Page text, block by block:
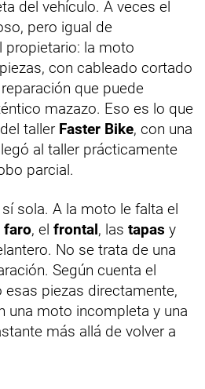
del vehículo. A veces el
pero igual de
propietario: la moto
con cableado cortado
que puede
mazazo. Eso es lo que
taller Faster Bike, con una
al taller prácticamente
parcial.
sola. A la moto le falta el
faro, el frontal, las tapas y
No se trata de una
Según cuenta el
esas piezas directamente,
una moto incompleta y una
más allá de volver a